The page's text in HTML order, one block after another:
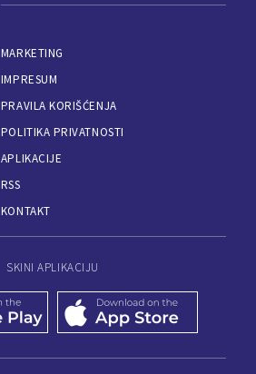
MARKETING
IMPRESUM
PRAVILA KORIŠĆENJA
POLITIKA PRIVATNOSTI
APLIKACIJE
RSS
KONTAKT
SKINI APLIKACIJU